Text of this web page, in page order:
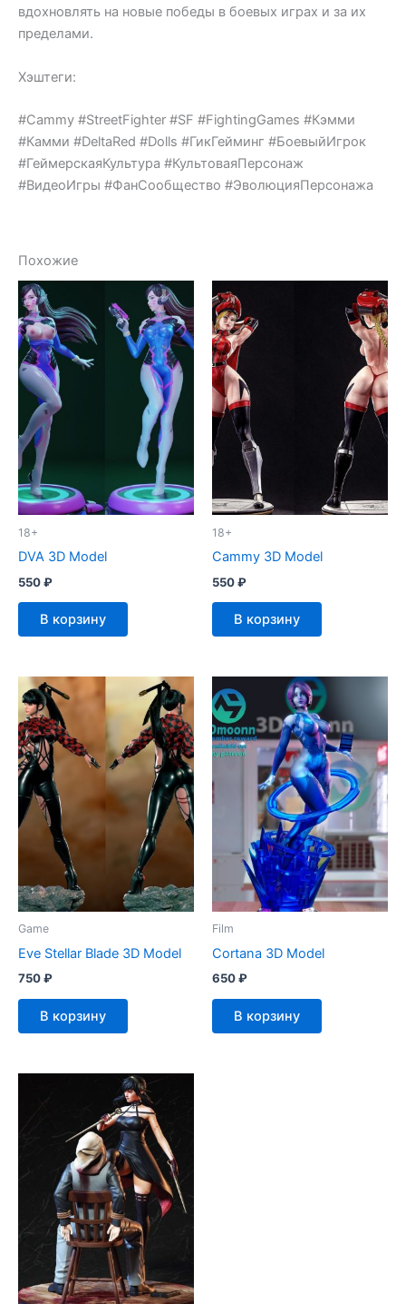
вдохновлять на новые победы в боевых играх и за их
пределами.
Хэштеги:
#Cammy #StreetFighter #SF #FightingGames #Кэмми
#Камми #DeltaRed #Dolls #ГикГейминг #БоевыйИгрок
#ГеймерскаяКультура #КультоваяПерсонаж
#ВидеоИгры #ФанСообщество #ЭволюцияПерсонажа
Похожие
18+
DVA 3D Model
550₽
В корзину
18+
Cammy 3D Model
550₽
В корзину
Game
Eve Stellar Blade 3D Model
750₽
В корзину
Film
Cortana 3D Model
650₽
В корзину